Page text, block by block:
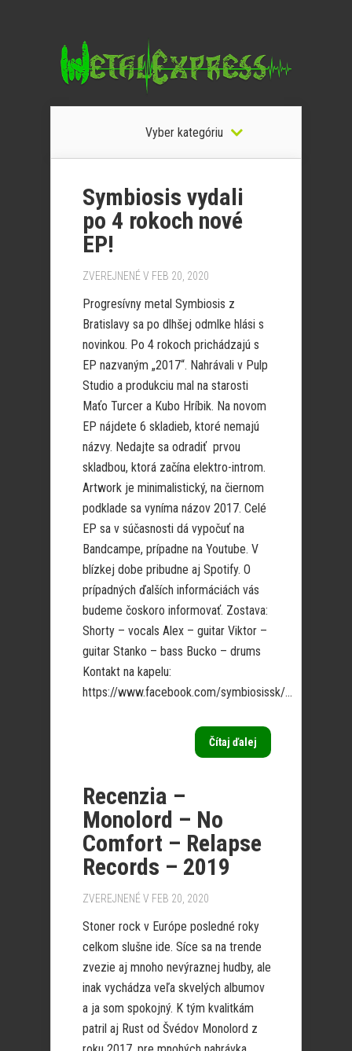
Vyber kategóriu
Symbiosis vydali
po 4 rokoch nové
EP!
ZVEREJNENÉ V FEB 20, 2020
Progresívny metal Symbiosis z
Bratislavy sa po dlhšej odmlke hlási s
novinkou. Po 4 rokoch prichádzajú s
EP nazvaným „2017“. Nahrávali v Pulp
Studio a produkciu mal na starosti
Maťo Turcer a Kubo Hríbik. Na novom
EP nájdete 6 skladieb, ktoré nemajú
názvy. Nedajte sa odradiť prvou
skladbou, ktorá začína elektro-introm.
Artwork je minimalistický, na čiernom
podklade sa vyníma názov 2017. Celé
EP sa v súčasnosti dá vypočuť na
Bandcampe, prípadne na Youtube. V
blízkej dobe pribudne aj Spotify. O
prípadných ďalších informáciách vás
budeme čoskoro informovať. Zostava:
Shorty – vocals Alex – guitar Viktor –
guitar Stanko – bass Bucko – drums
Kontakt na kapelu:
https://www.facebook.com/symbiosissk/...
Čítaj ďalej
Recenzia –
Monolord – No
Comfort – Relapse
Records – 2019
ZVEREJNENÉ V FEB 20, 2020
Stoner rock v Európe posledné roky
celkom slušne ide. Síce sa na trende
zvezie aj mnoho nevýraznej hudby, ale
inak vychádza veľa skvelých albumov
a ja som spokojný. K tým kvalitkám
patril aj Rust od Švédov Monolord z